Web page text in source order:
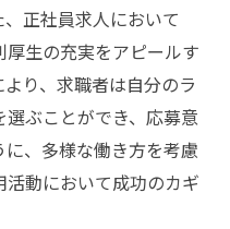
正社員求人において
生の充実をアピールす
り、求職者は自分のラ
ぶことができ、応募意
、多様な働き方を考慮
動において成功のカギ